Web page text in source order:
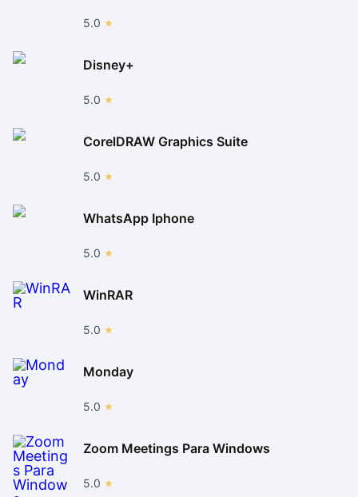
5.0
Disney+
5.0
CorelDRAW Graphics Suite
5.0
WhatsApp Iphone
5.0
WinRAR
5.0
Monday
5.0
Zoom Meetings Para Windows
5.0